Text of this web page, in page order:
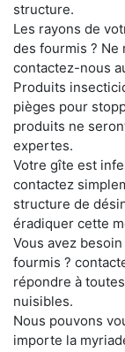
structure.
Les rayons de
des fourmis ?
contactez-nous
Produits
pièges pour
produits ne
expertes.
Votre gîte est
contactez
structure de
éradiquer cette
Vous avez
fourmis ?
répondre à
nuisibles.
Nous pouvons
importe la